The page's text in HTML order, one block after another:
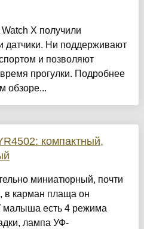
X получили
датчики. Ни поддерживают
и позволяют
прогулки. Подробнее
обзоре...
компактный,
миниатюрный, почти
в карман плаща он
малыша есть 4 режима
лампа УФ-